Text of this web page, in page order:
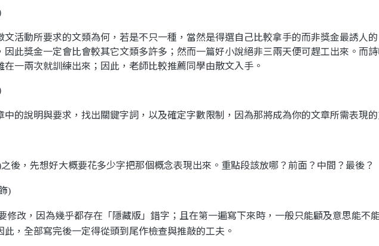
文活動所要求的文類為何，若是不只一種，當然是得選自己比較拿手的而非獎金最誘人
因此獎金一定會比會較其它文類多許多；然而一篇好小說絕非三兩天便可趕工出來。而
在一兩次就訓練出來；因此，老師比較推薦同學由散文入手。
中的說明與要求，找出關鍵字詞，以及確定字數限制，因為那將成為你的文章所需表現的
之後，先想好大概要花多少字把那個概念表現出來。重點段該放哪？前面？中間？最後？
)
修改，因為幾乎都存在「隱藏版」錯字；且在第一遍寫下來時，一般只能顧及意思能不
此，全部寫完後一定得從頭到尾作檢查與推敲的工夫。